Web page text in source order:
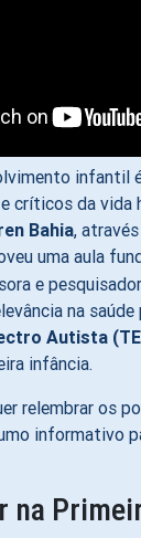
infantil
críticos da vida
Bahia,
uma aula
e
na saúde
Autista
infância.
relembrar os
informativo
na